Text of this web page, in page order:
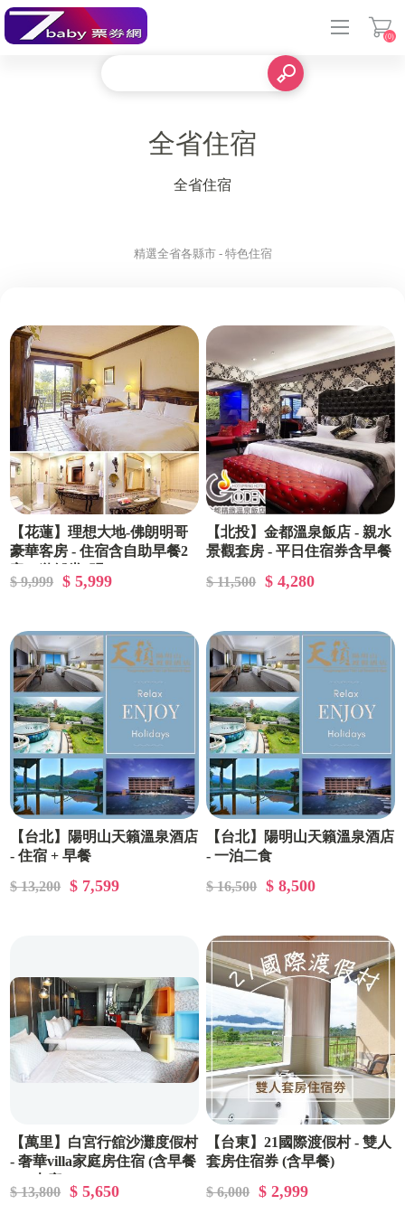
(0)
全省住宿
全省住宿
精選全省各縣市 - 特色住宿
【花蓮】理想大地-佛朗明哥
豪華客房 - 住宿含自助早餐2
$ 9,999 $ 5,999
【北投】金都溫泉飯店 - 親水
景觀套房 - 平日住宿券含早餐
$ 11,500
$ 4,280
【台北】陽明山天籟溫泉酒店
- 住宿 + 早餐
$ 13,200
$ 7,599
【台北】陽明山天籟溫泉酒店
- 一泊二食
$ 16,500
$ 8,500
【萬里】白宮行舘沙灘度假村
- 奢華villa家庭房住宿 (含早餐
$ 13,800 $ 5,650
【台東】21國際渡假村 - 雙人
套房住宿券 (含早餐)
$ 6,000
$ 2,999